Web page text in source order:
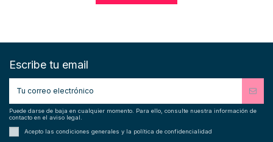
Escribe tu email
Puede darse de baja en cualquier momento. Para ello, consulte nuestra información de
contacto en el aviso legal.
Acepto las condiciones generales y la política de confidencialidad